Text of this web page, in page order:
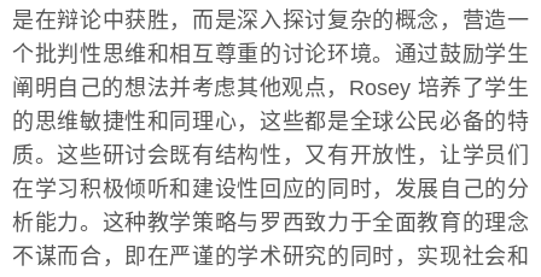
是在辩论中获胜，而是深入探讨复杂的概念，营造一
个批判性思维和相互尊重的讨论环境。通过鼓励学生
阐明自己的想法并考虑其他观点，Rosey 培养了学生
的思维敏捷性和同理心，这些都是全球公民必备的特
质。这些研讨会既有结构性，又有开放性，让学员们
在学习积极倾听和建设性回应的同时，发展自己的分
析能力。这种教学策略与罗西致力于全面教育的理念
不谋而合，即在严谨的学术研究的同时，实现社会和